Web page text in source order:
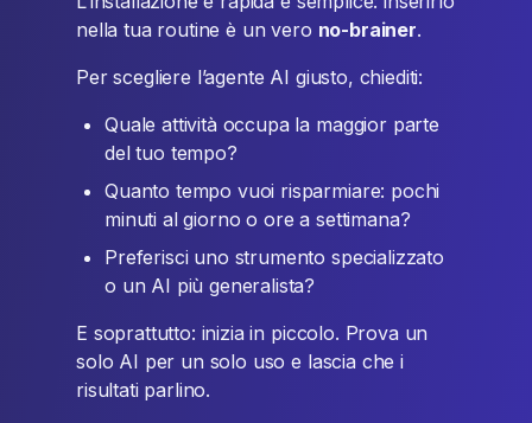
nella tua routine è un vero no-brainer.
Per scegliere l’agente AI giusto, chiediti:
Quale attività occupa la maggior parte
del tuo tempo?
Quanto tempo vuoi risparmiare: pochi
minuti al giorno o ore a settimana?
Preferisci uno strumento specializzato
o un AI più generalista?
E soprattutto: inizia in piccolo. Prova un
solo AI per un solo uso e lascia che i
risultati parlino.